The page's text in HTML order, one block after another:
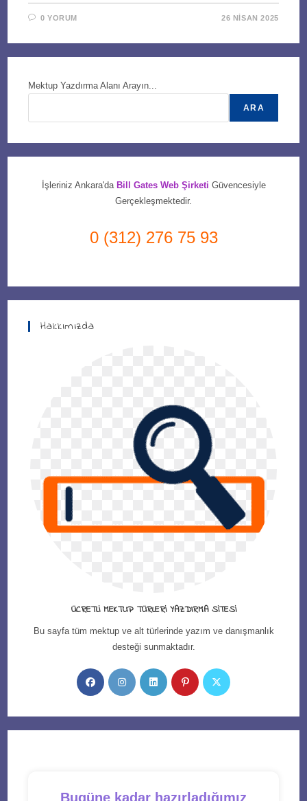
0 YORUM 26 NISAN 2025
Mektup Yazdırma Alanı Arayın...
ARA
İşleriniz Ankara'da Bill Gates Web Şirketi Güvencesiyle
Gerçekleşmektedir.
0 (312) 276 75 93
Hakkımızda
ÜCRETLI MEKTUP TÜRLERI YAZDIRMA SITESI
Bu sayfa tüm mektup ve alt türlerinde yazım ve danışmanlık
desteği sunmaktadır.
Opens
in
Opens
in
Opens
in
Opens
in
Opens
Bugüne kadar hazırladığımız